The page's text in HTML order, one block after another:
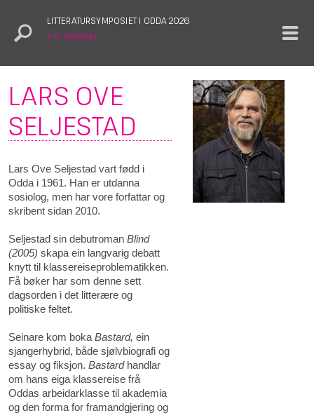
LITTERATURSYMPOSIET I ODDA 2026
1.–4. oktober
LARS OVE
SELJESTAD
Lars Ove Seljestad vart fødd i
Odda i 1961. Han er utdanna
sosiolog, men har vore forfattar og
skribent sidan 2010.
Seljestad sin debutroman Blind
(2005) skapa ein langvarig debatt
knytt til klassereiseproblematikken.
Få bøker har som denne sett
dagsorden i det litterære og
politiske feltet.
Seinare kom boka Bastard, ein
sjangerhybrid, både sjølvbiografi og
essay og fiksjon. Bastard handlar
om hans eiga klassereise frå
Oddas arbeidarklasse til akademia
og den forma for framandgjering og